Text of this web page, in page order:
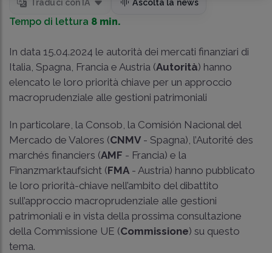
Traduci con IA Ascolta la news
Tempo di lettura 8 min.
In data 15.04.2024 le autorità dei mercati finanziari di
Italia, Spagna, Francia e Austria (Autorità) hanno
elencato le loro priorità chiave per un approccio
macroprudenziale alle gestioni patrimoniali
In particolare, la Consob, la Comisión Nacional del
Mercado de Valores (CNMV- Spagna), l’Autorité des
marchés financiers (AMF - Francia) e la
Finanzmarktaufsicht (FMA - Austria) hanno pubblicato
le loro priorità-chiave nell’ambito del dibattito
sull’approccio macroprudenziale alle gestioni
patrimoniali e in vista della prossima consultazione
della Commissione UE (Commissione) su questo
tema.